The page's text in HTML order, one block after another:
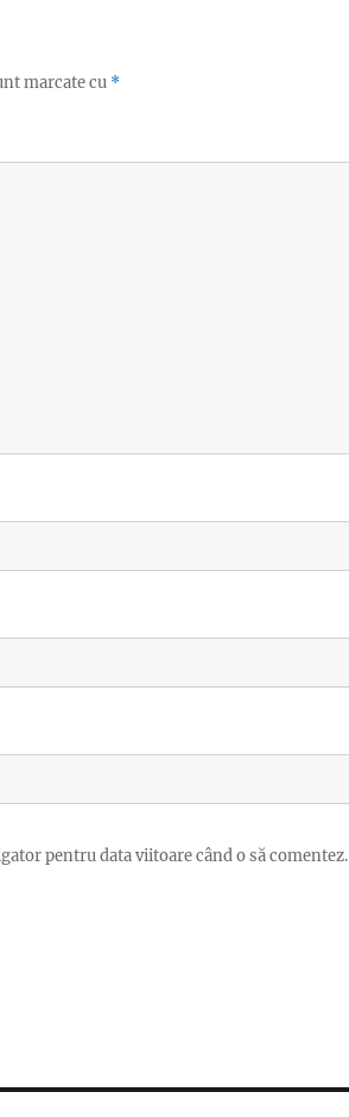
marcate cu *
pentru data viitoare când o să comentez.